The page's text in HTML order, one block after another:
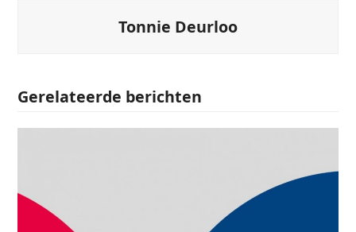
Tonnie Deurloo
Gerelateerde berichten